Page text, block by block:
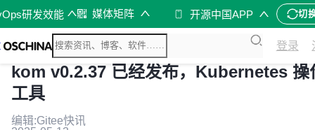
研发效能 媒体矩阵 开源中国APP 切
登录
kom v0.2.37 已经发布，Kubernetes 操
工具
编辑:Gitee快讯